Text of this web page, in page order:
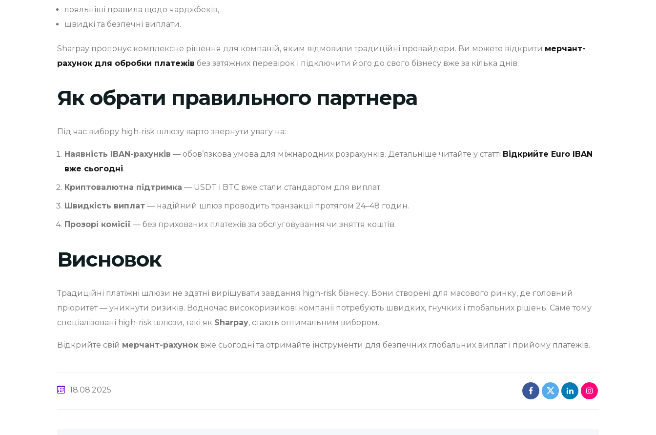
лояльніші правила щодо чарджбеків,
швидкі та безпечні виплати.
Sharpay пропонує комплексне рішення для компаній, яким відмовили традиційні провайдери. Ви можете відкрити мерчант-
рахунок для обробки платежів без затяжних перевірок і підключити його до свого бізнесу вже за кілька днів.
Як обрати правильного партнера
Під час вибору high-risk шлюзу варто звернути увагу на:
Наявність IBAN-рахунків — обов’язкова умова для міжнародних розрахунків. Детальніше читайте у статті Відкрийте Euro IBAN
вже сьогодні.
Криптовалютна підтримка — USDT і BTC вже стали стандартом для виплат.
Швидкість виплат — надійний шлюз проводить транзакції протягом 24–48 годин.
Прозорі комісії — без прихованих платежів за обслуговування чи зняття коштів.
Висновок
Традиційні платіжні шлюзи не здатні вирішувати завдання high-risk бізнесу. Вони створені для масового ринку, де головний
пріоритет — уникнути ризиків. Водночас високоризикові компанії потребують швидких, гнучких і глобальних рішень. Саме тому
спеціалізовані high-risk шлюзи, такі як Sharpay, стають оптимальним вибором.
Відкрийте свій мерчант-рахунок вже сьогодні та отримайте інструменти для безпечних глобальних виплат і прийому платежів.
18.08.2025